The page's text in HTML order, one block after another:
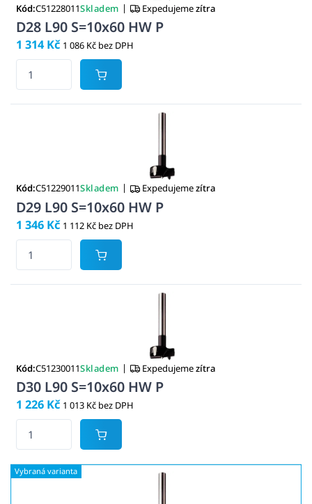
Kód:C51228011Skladem | Expedujemezítra
D28 L90 S=10x60 HW P
1 314 Kč 1 086 Kč bez DPH
Kód:C51229011Skladem | Expedujemezítra
D29 L90 S=10x60 HW P
1 346 Kč 1 112 Kč bez DPH
Kód:C51230011Skladem | Expedujemezítra
D30 L90 S=10x60 HW P
1 226 Kč 1 013 Kč bez DPH